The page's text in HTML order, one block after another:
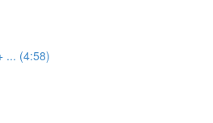
... (4:58)